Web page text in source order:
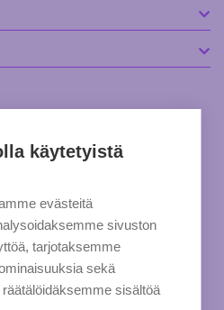
käytetyistä
evästeitä
sivuston
tarjotaksemme
sekä
sisältöä